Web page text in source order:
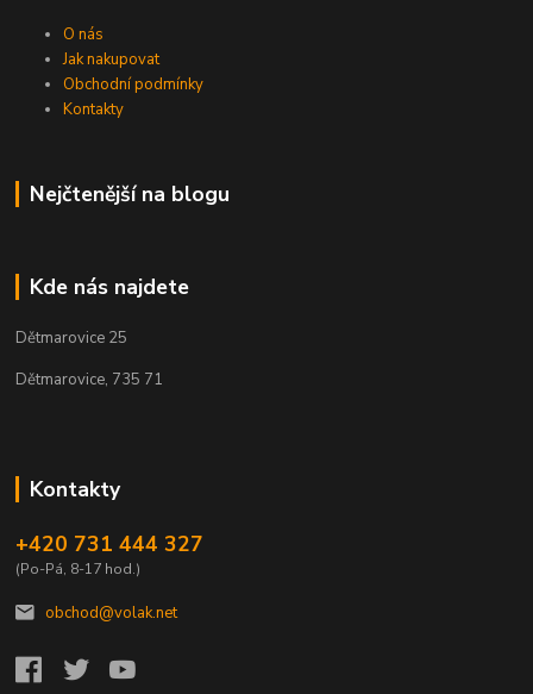
O nás
Jak nakupovat
Obchodní podmínky
Kontakty
Nejčtenější na blogu
Kde nás najdete
Dětmarovice 25
Dětmarovice, 735 71
Kontakty
+420 731 444 327
(Po-Pá, 8-17 hod.)
obchod@volak.net